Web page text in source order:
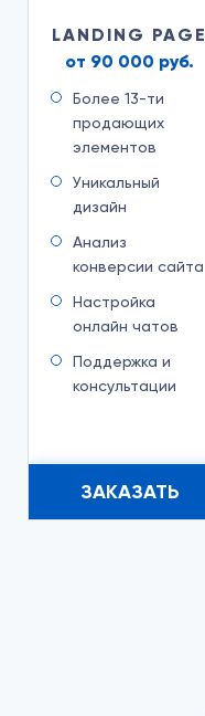
LANDING PAGE
от 90 000 руб.
Более 13-ти
продающих
элементов
Уникальный
дизайн
Анализ
конверсии сайта
Настройка
онлайн чатов
Поддержка и
консультации
ЗАКАЗАТЬ